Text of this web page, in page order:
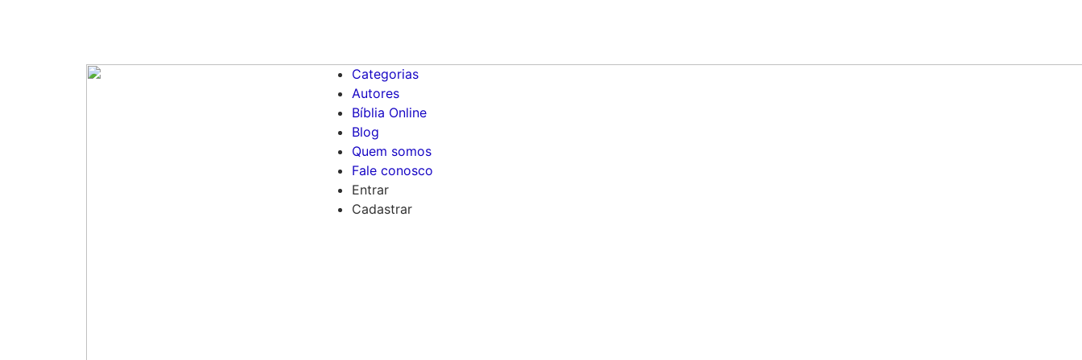
Categorias
Autores
Bíblia Online
Blog
Quem somos
Fale conosco
Entrar
Cadastrar